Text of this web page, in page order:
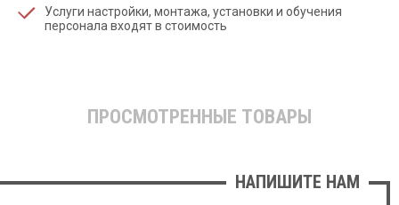
Услуги настройки, монтажа, установки и обучения
персонала входят в стоимость
ПРОСМОТРЕННЫЕ ТОВАРЫ
НАПИШИТЕ НАМ